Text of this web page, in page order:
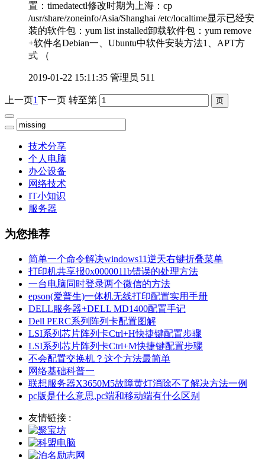
置：timedatectl修改时期为上海：cp
/usr/share/zoneinfo/Asia/Shanghai /etc/localtime显示已经安
装的软件包：yum list installed卸载软件包：yum remove
+软件名Debian一、Ubuntu中软件安装方法1、APT方
式 （
2019-01-22 15:11:35 管理员 511
上一页 1 下一页 转至第
技术分享
个人电脑
办公设备
网络技术
IT小知识
服务器
为您推荐
简单一个命令解决windows11逆天右键折叠菜单
打印机共享报0x0000011b错误的处理方法
一台电脑同时登录两个微信的方法
epson(爱普生)一体机无线打印配置实用手册
DELL服务器+DELL MD1400配置手记
Dell PERC系列阵列卡配置图解
LSI系列芯片阵列卡Ctrl+H快捷键配置步骤
LSI系列芯片阵列卡Ctrl+M快捷键配置步骤
不会配置交换机？这个方法最简单
网络基础科普一
联想服务器X3650M5故障黄灯消除不了解决方法一例
pc版是什么意思,pc端和移动端有什么区别
友情链接 :